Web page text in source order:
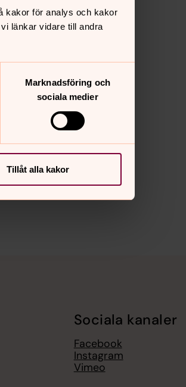
kakor för analys och kakor
länkar vidare till andra
Marknadsföring och
sociala medier
Tillåt alla kakor
Sociala kanaler
Facebook
Instagram
Vimeo